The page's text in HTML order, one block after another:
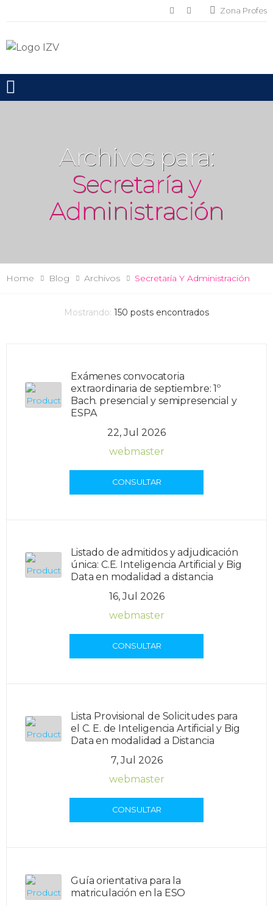
Zona Profes
Toggle mobile menu
Archivos para:
Secretaría y
Administración
Home Blog Archivos Secretaría Y Administración
Mostrando: 150 posts encontrados
Exámenes convocatoria
extraordinaria de septiembre: 1º
Bach. presencial y semipresencial y
ESPA
22, Jul 2026
webmaster
CONSULTAR
Listado de admitidos y adjudicación
única: C.E. Inteligencia Artificial y Big
Data en modalidad a distancia
16, Jul 2026
webmaster
CONSULTAR
Lista Provisional de Solicitudes para
el C. E. de Inteligencia Artificial y Big
Data en modalidad a Distancia
7, Jul 2026
webmaster
CONSULTAR
Guía orientativa para la
matriculación en la ESO